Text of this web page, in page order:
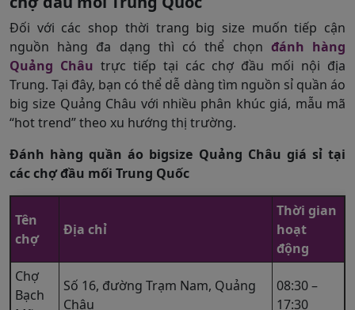
Đối với các shop thời trang big size muốn tiếp cận
nguồn hàng đa dạng thì có thể chọn đánh hàng
Quảng Châu trực tiếp tại các chợ đầu mối nội địa
Trung. Tại đây, bạn có thể dễ dàng tìm nguồn sỉ quần áo
big size Quảng Châu với nhiều phân khúc giá, mẫu mã
“hot trend” theo xu hướng thị trường.
Đánh hàng quần áo bigsize Quảng Châu giá sỉ tại
các chợ đầu mối Trung Quốc
Tên
chợ
Địa chỉ
Thời gian
hoạt
động
Chợ
Bạch
Số 16, đường Trạm Nam, Quảng
Châu
08:30 –
17:30